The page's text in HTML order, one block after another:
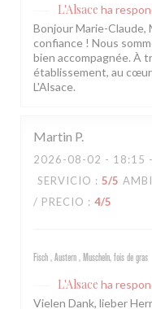
L'Alsace ha
Bonjour Marie-
confiance ! Nous
bien accompagnée. À
établissement, au
L'Alsace.
Martin P
2026-08-02 - 18:15
SERVICIO : 5/5
/ PRECIO : 4/5
Fisch , Austern , Muscheln, fois de gras
L'Alsace ha
Vielen Dank, lieber